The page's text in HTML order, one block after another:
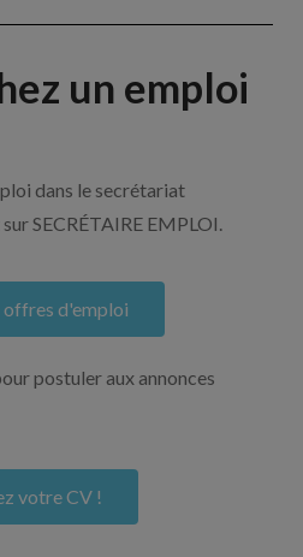
un emploi
dans le secrétariat
SECRÉTAIRE EMPLOI.
offres d'emploi
postuler aux annonces
votre CV !